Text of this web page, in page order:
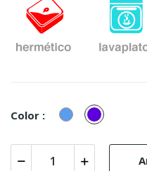
Color : Azul Violeta
Perlado